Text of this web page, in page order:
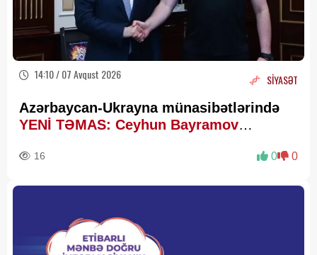
14:10 / 07 Avqust 2026 SİYASƏT
Azərbaycan-Ukrayna münasibətlərində
YENİ TƏMAS: Ceyhun Bayramov
16 0 0